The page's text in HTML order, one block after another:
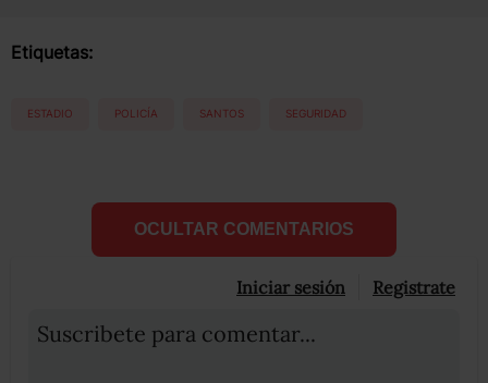
Etiquetas:
ESTADIO POLICÍA SANTOS SEGURIDAD
OCULTAR COMENTARIOS
Iniciar sesión Registrate
Suscribete para comentar...